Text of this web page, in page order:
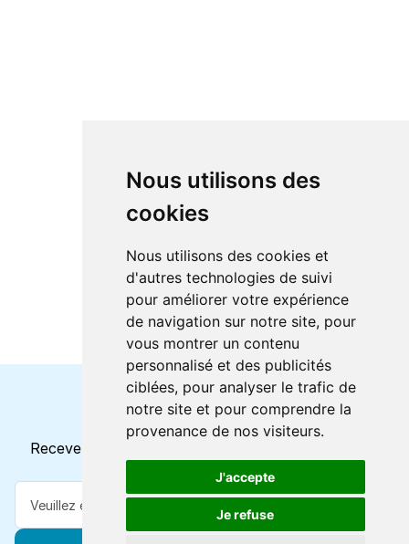
Nous utilisons des
cookies
Nous utilisons des cookies et
d'autres technologies de suivi
pour améliorer votre expérience
de navigation sur notre site, pour
vous montrer un contenu
personnalisé et des publicités
ciblées, pour analyser le trafic de
notre site et pour comprendre la
provenance de nos visiteurs.
J'accepte
Je refuse
Horaires et offres actuels
Recevez toutes les mises à jour dans votre e-mail